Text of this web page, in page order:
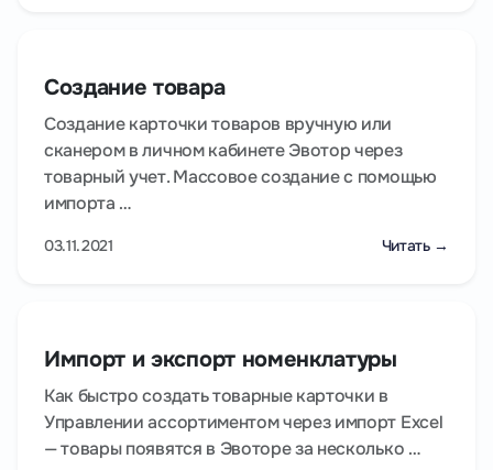
Создание товара
Создание карточки товаров вручную или
сканером в личном кабинете Эвотор через
товарный учет. Массовое создание с помощью
импорта …
03.11.2021 Читать →
Импорт и экспорт номенклатуры
Как быстро создать товарные карточки в
Управлении ассортиментом через импорт Excel
— товары появятся в Эвоторе за несколько …